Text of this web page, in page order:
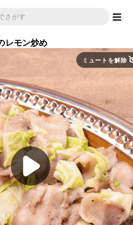
レモン炒め
ミュートを解除